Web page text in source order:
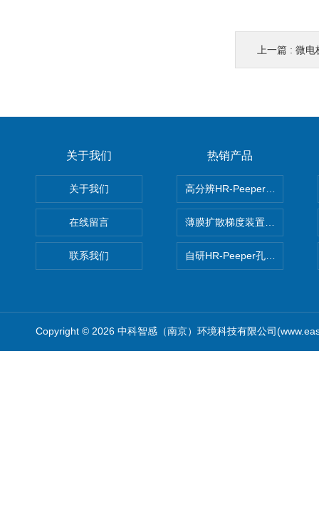
上一篇 : 微电
关于我们
关于我们
在线留言
联系我们
热销产品
高分辨HR-Peeper采样器孔隙
薄膜扩散梯度装置 Agl DGT
自研HR-Peeper孔隙水采样器
Copyright © 2026 中科智感（南京）环境科技有限公司